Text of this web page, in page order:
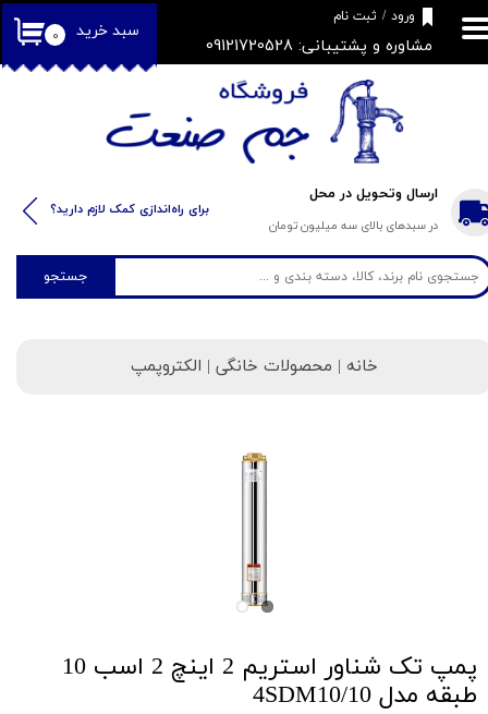
جستجو
ارسال وتحویل در محل
در سبدهای بالای سه میلیون تومان
مشاوره و پشتیبانی: 09121720528 ۰ سبد خرید
ورود / ثبت نام
حساب کاربری من
تغییر گذر واژه
خروج از حساب کاربری
​​برای راه‌اندازی کمک لازم دارید؟
خانه| محصولات خانگی | الکتروپمپ
پمپ تک شناور استریم 2 اینچ 2 اسب 10
طبقه مدل 4SDM10/10